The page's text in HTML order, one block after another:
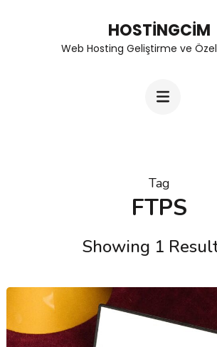
HOSTINGCIM
Web Hosting Geliştirme ve
Tag
FTPS
Showing 1